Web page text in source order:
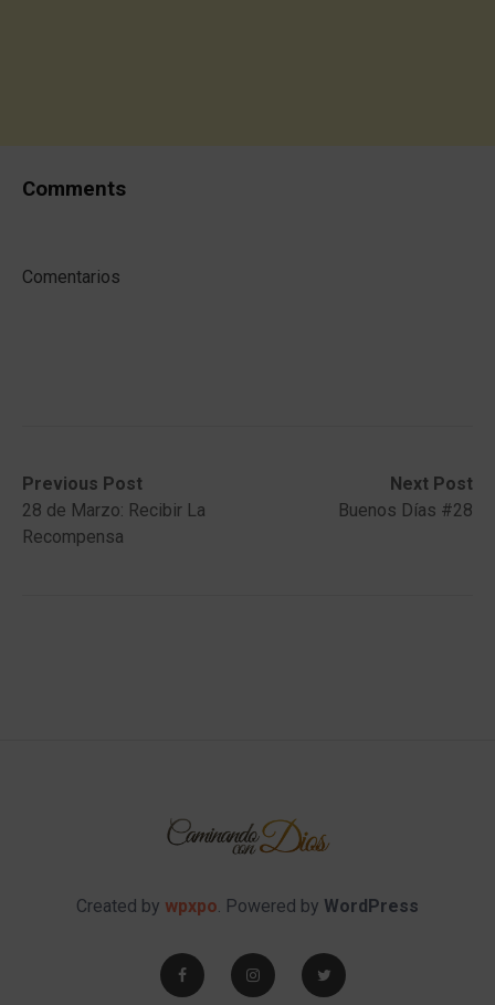
Comments
Comentarios
Post
navigation
Previous Post
Previous
post:28 de Marzo: Recibir La
Recompensa
Next Post
Next
post:
Buenos Días #28
Created by wpxpo. Powered by WordPress